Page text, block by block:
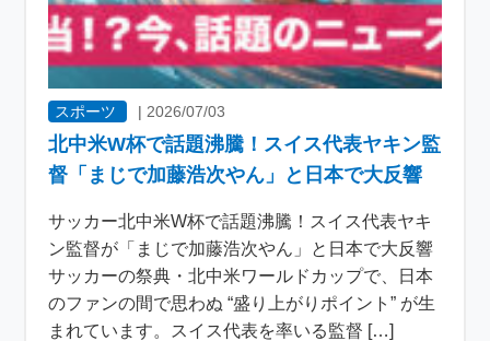
スポーツ | 2026/07/03
北中米W杯で話題沸騰！スイス代表ヤキン監
督「まじで加藤浩次やん」と日本で大反響
サッカー北中米W杯で話題沸騰！スイス代表ヤキ
ン監督が「まじで加藤浩次やん」と日本で大反響
サッカーの祭典・北中米ワールドカップで、日本
のファンの間で思わぬ “盛り上がりポイント” が生
まれています。スイス代表を率いる監督 […]